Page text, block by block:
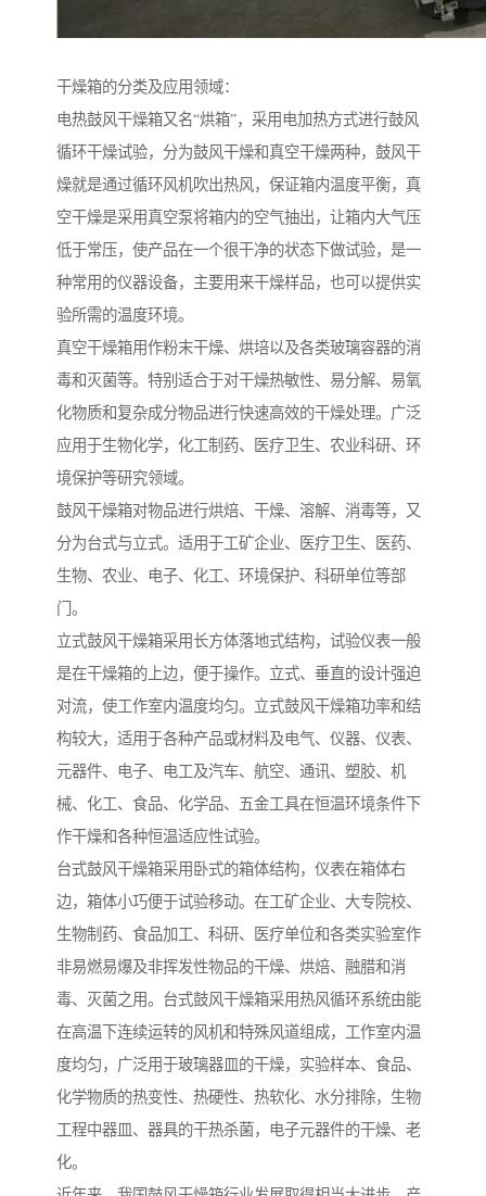
干燥箱的分类及应用领域：
电热鼓风干燥箱又名“烘箱”，采用电加热方式进行鼓风
循环干燥试验，分为鼓风干燥和真空干燥两种，鼓风干
燥就是通过循环风机吹出热风，保证箱内温度平衡，真
空干燥是采用真空泵将箱内的空气抽出，让箱内大气压
低于常压，使产品在一个很干净的状态下做试验，是一
种常用的仪器设备，主要用来干燥样品，也可以提供实
验所需的温度环境。
真空干燥箱用作粉末干燥、烘培以及各类玻璃容器的消
毒和灭菌等。特别适合于对干燥热敏性、易分解、易氧
化物质和复杂成分物品进行快速高效的干燥处理。广泛
应用于生物化学，化工制药、医疗卫生、农业科研、环
境保护等研究领域。
鼓风干燥箱对物品进行烘焙、干燥、溶解、消毒等，又
分为台式与立式。适用于工矿企业、医疗卫生、医药、
生物、农业、电子、化工、环境保护、科研单位等部
门。
立式鼓风干燥箱采用长方体落地式结构，试验仪表一般
是在干燥箱的上边，便于操作。立式、垂直的设计强迫
对流，使工作室内温度均匀。立式鼓风干燥箱功率和结
构较大，适用于各种产品或材料及电气、仪器、仪表、
元器件、电子、电工及汽车、航空、通讯、塑胶、机
械、化工、食品、化学品、五金工具在恒温环境条件下
作干燥和各种恒温适应性试验。
台式鼓风干燥箱采用卧式的箱体结构，仪表在箱体右
边，箱体小巧便于试验移动。在工矿企业、大专院校、
生物制药、食品加工、科研、医疗单位和各类实验室作
非易燃易爆及非挥发性物品的干燥、烘焙、融腊和消
毒、灭菌之用。台式鼓风干燥箱采用热风循环系统由能
在高温下连续运转的风机和特殊风道组成，工作室内温
度均匀，广泛用于玻璃器皿的干燥，实验样本、食品、
化学物质的热变性、热硬性、热软化、水分排除，生物
工程中器皿、器具的干热杀菌，电子元器件的干燥、老
化。